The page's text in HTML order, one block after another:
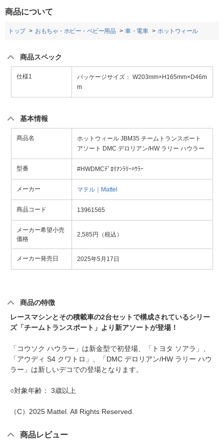
商品について
トップ おもちゃ・ホビー・ベビー用品 車・電車 ホットウィール
商品スペック
仕様1
パッケージサイズ： W203mm×H165mm×D46m
m
基本情報
商品名
ホットウィール JBM35 チームトランスポート
アソート DMC デロリアン/HW ラリー ハウラー
型番 #HWDMCﾃﾞﾛﾘｱﾝﾗﾘｰﾊｳﾗｰ
メーカー マテル｜Mattel
商品コード 13961565
メーカー希望小売
価格
2,585円（税込）
メーカー発売日 2025年5月17日
商品の特徴
レースマシンとその積載車の2台セットで構成されているシリー
ズ「チームトランスポート」より新アソートが登場！
「コウソク ハウラー」は新金型で初登場、「トヨタ ソアラ」、
「アウディ S4 クワトロ」、「DMC デロリアン/HW ラリー ハウ
ラー」は新しいデコでの登場となります。
○対象年齢： 3歳以上
（C）2025 Mattel. All Rights Reserved.
商品レビュー